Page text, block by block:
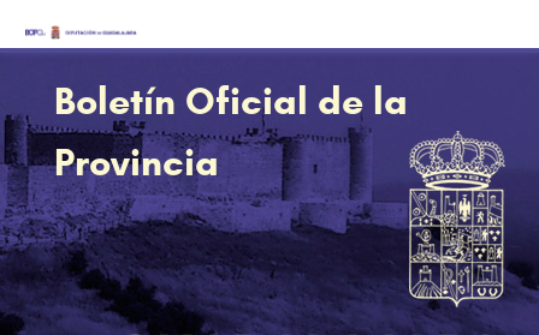
Boletín Oficial de la
Provincia